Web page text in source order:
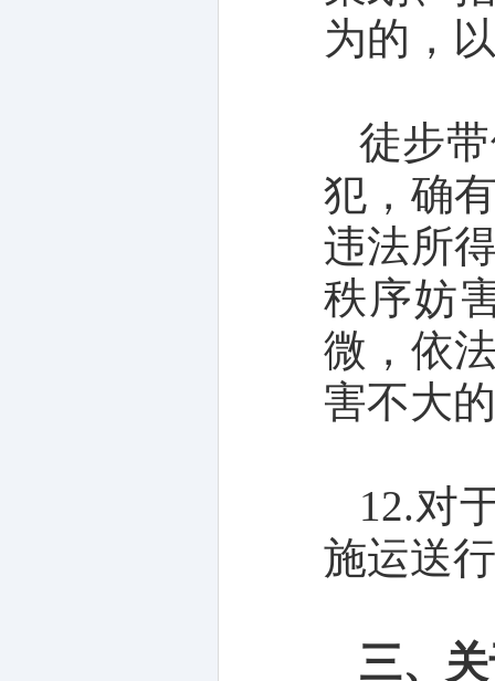
为的，
徒步
犯，确
违法所
秩序妨
微，依
害不大
12.对
施运送
三、